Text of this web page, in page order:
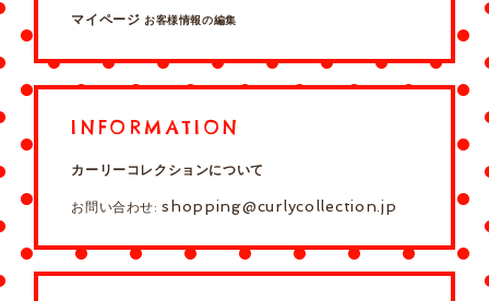
マイページ お客様情報の編集
INFORMATION
カーリーコレクションについて
お問い合わせ:shopping@curlycollection.jp